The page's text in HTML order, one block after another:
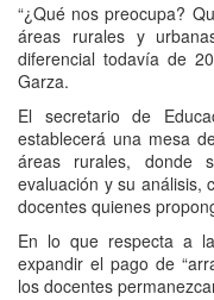
“¿Qué nos preocupa?
áreas rurales y
diferencial todavía de
Garza.
El secretario de
establecerá una mesa
áreas rurales, donde
evaluación y su análisis,
docentes quienes
En lo que respecta a
expandir el pago de
los docentes